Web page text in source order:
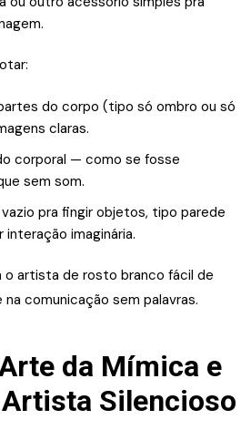
do corpo (tipo só ombro ou só
claras.
corporal — como se fosse
sem som.
pra fingir objetos, tipo parede
interação imaginária.
o artista de rosto branco fácil de
comunicação sem palavras.
da Mímica e
Silencioso